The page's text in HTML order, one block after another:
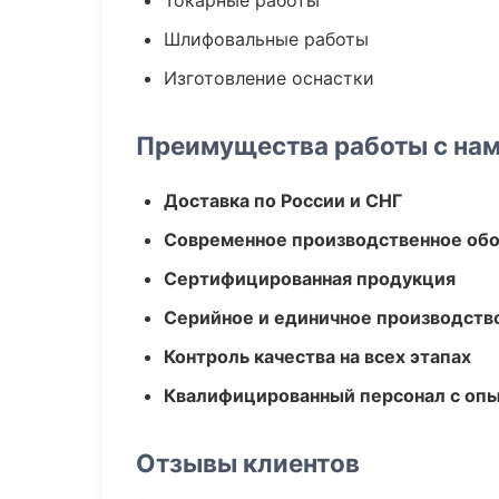
Шлифовальные работы
Изготовление оснастки
Преимущества работы с
Доставка по России и СНГ
Современное производственное
Сертифицированная продукция
Серийное и единичное
Контроль качества на всех этапах
Квалифицированный персонал с
Отзывы клиентов